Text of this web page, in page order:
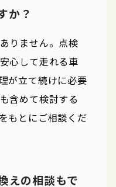
か？
りません。点検
心して走れる車
が立て続けに必要
含めて検討する
もとにご相談くだ
えの相談もで